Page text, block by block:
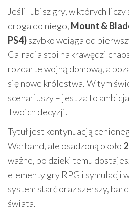
Jeśli lubisz gry, w których
droga do niego, Mount &
PS4)szybko wciąga od
Calradia stoi na krawędzi
rozdarte wojną domową, a
się nowe królestwa. W tym
scenariuszy – jest za to
Twoich decyzji.
Tytuł jest kontynuacją
Warband, ale osadzoną około
ważne, bo dzięki temu
elementy gry RPG i symulacji
system starć oraz szerszy,
świata.